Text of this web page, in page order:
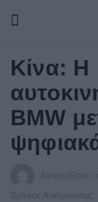
Κίνα: Η
BMW
Αναρτήθηκε
Χρόνος Ανάγνωσης: